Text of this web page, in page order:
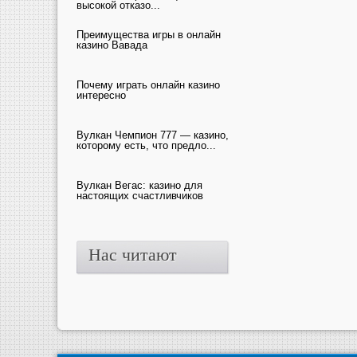
высокой отказо...
Преимущества игры в онлайн
казино Вавада
Почему играть онлайн казино
интересно
Вулкан Чемпион 777 — казино,
которому есть, что предло...
Вулкан Вегас: казино для
настоящих счастливчиков
Нас читают